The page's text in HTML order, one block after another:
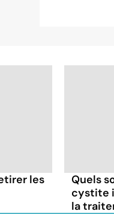
les
Quels
cystite
la